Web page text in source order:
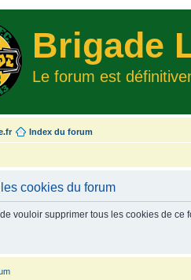
Brigade
Le forum est
Index du forum
cookies du forum
vouloir supprimer tous les cookies de ce